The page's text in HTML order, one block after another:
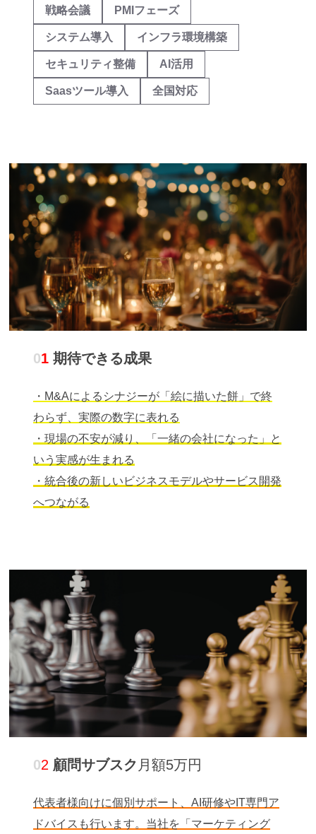
戦略会議 PMIフェーズ
システム導入 インフラ環境構築
セキュリティ整備 AI活用
Saasツール導入 全国対応
01 期待できる成果
・M&Aによるシナジーが「絵に描いた餅」で終
わらず、実際の数字に表れる
・現場の不安が減り、「一緒の会社になった」と
いう実感が生まれる
・統合後の新しいビジネスモデルやサービス開発
へつながる
02 顧問サブスク 月額5万円
代表者様向けに個別サポート、AI研修やIT専門ア
ドバイスも行います。当社を「マーケティング